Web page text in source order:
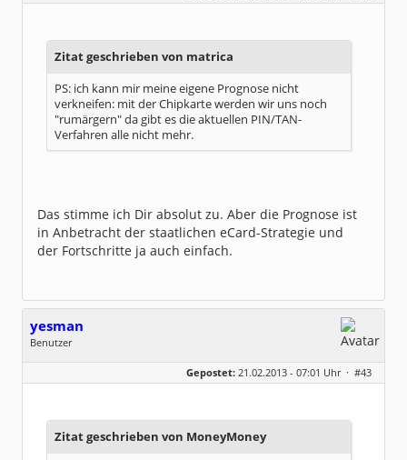
Dabei seit:
11 / 2009
Zitat geschrieben von matrica
PS: ich kann mir meine eigene Prognose nicht
verkneifen: mit der Chipkarte werden wir uns noch
"rumärgern" da gibt es die aktuellen PIN/TAN-
Verfahren alle nicht mehr.
Das stimme ich Dir absolut zu. Aber die Prognose ist
in Anbetracht der staatlichen eCard-Strategie und
der Fortschritte ja auch einfach.
yesman
Benutzer
Geschlecht:
keine Angabe
Dabei seit:
03 / 2009
Gepostet: 21.02.2013 - 07:01 Uhr · #43
Zitat geschrieben von MoneyMoney